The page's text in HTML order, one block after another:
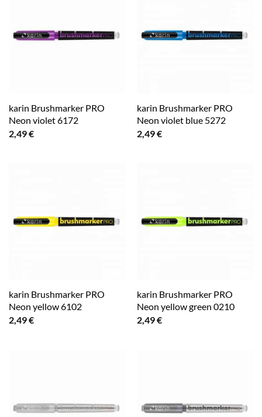
karin Brushmarker PRO
Neon violet 6172
2,49€
karin Brushmarker PRO
Neon violet blue 5272
2,49€
karin Brushmarker PRO
Neon yellow 6102
2,49€
karin Brushmarker PRO
Neon yellow green 0210
2,49€